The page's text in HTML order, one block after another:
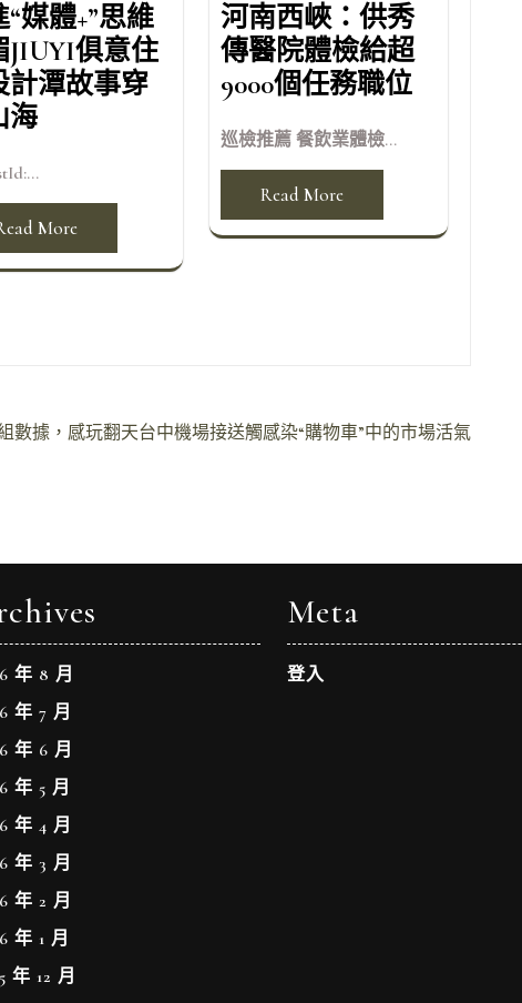
“媒體+”思維
JIUYI俱意住
計潭故事穿
海
More
河南西峽：供秀
傳醫院體檢給超
9000個任務職位
巡檢推薦 餐飲業體檢...
Read More
數據，感玩翻天台中機場接送觸感染“購物車”中的市場活氣
年 8 月
年 7 月
年 6 月
年 5 月
年 4 月
年 3 月
年 2 月
年 1 月
年 12 月
Meta
登入